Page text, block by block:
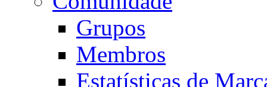
Grupos
Membros
Estatísticas de